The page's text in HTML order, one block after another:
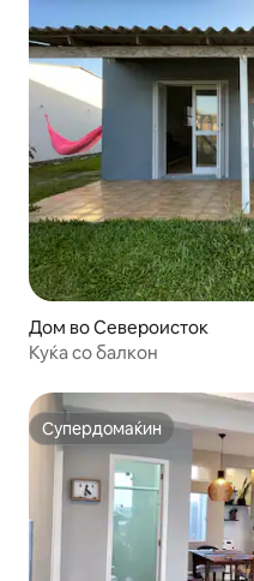
Дом во Североисток
Куќа со балкон
Супердомаќин
Супердомаќин